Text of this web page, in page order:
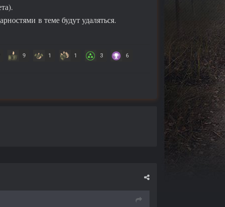
в теме будут удаляться.
9 1 1 3 6